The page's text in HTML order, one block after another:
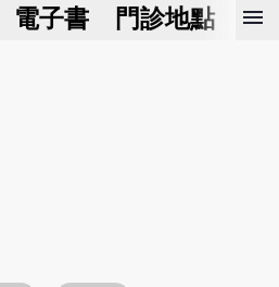
電子書 門診地點 預
menu